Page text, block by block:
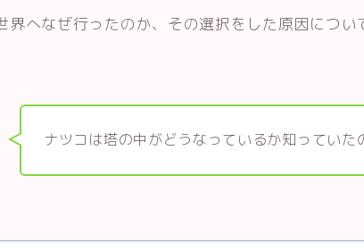
界へなぜ行ったのか、その選択をした原因につい
ナツコは塔の中がどうなっているか知っていた